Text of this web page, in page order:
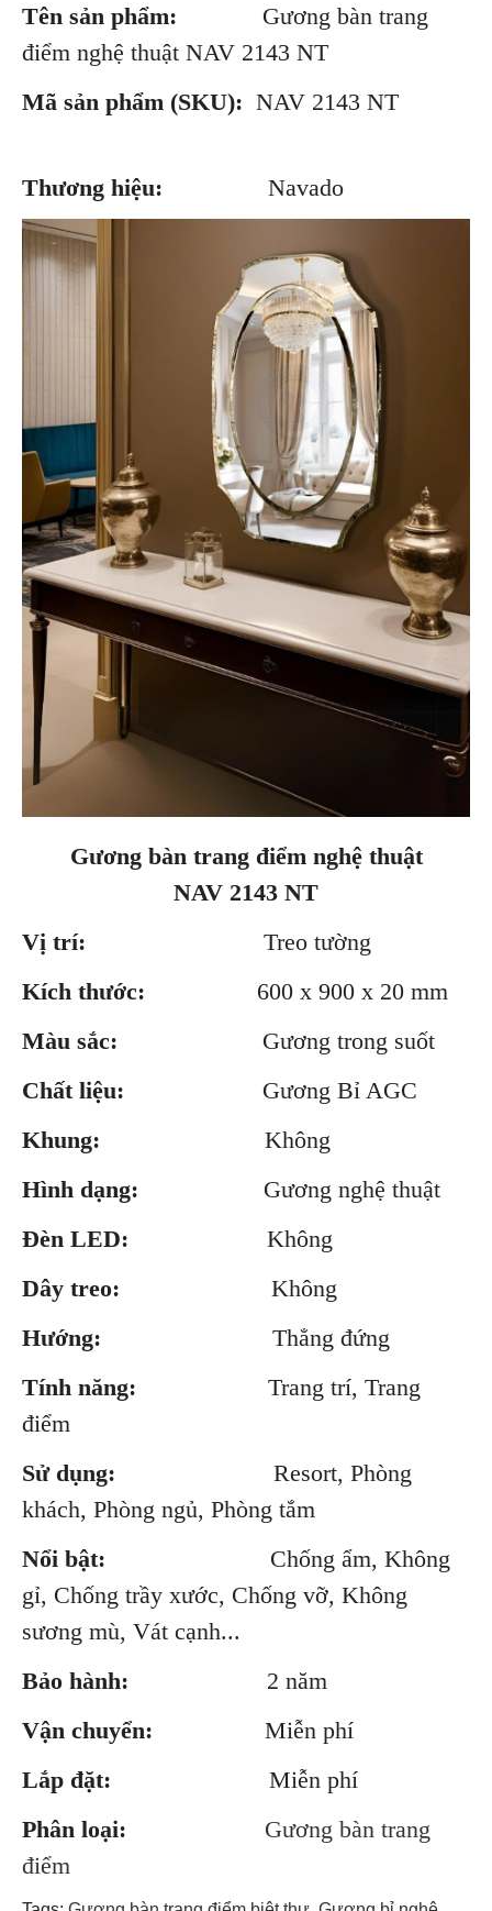
Tên sản phẩm: Gương bàn trang
điểm nghệ thuật NAV 2143 NT
Mã sản phẩm (SKU): NAV 2143 NT
Thương hiệu: Navado
Gương bàn trang điểm nghệ thuật
NAV 2143 NT
Vị trí:
Treo tường
Kích thước:
600 x 900 x 20 mm
Màu sắc:
Gương trong suốt
Chất liệu:
Gương Bỉ AGC
Khung:
Không
Hình dạng: Gương nghệ thuật
Đèn LED:
Không
Dây treo: Không
Hướng: Thẳng đứng
Tính năng: Trang trí, Trang
điểm
Sử dụng:
Resort, Phòng
khách, Phòng ngủ, Phòng tắm
Nổi bật: Chống ẩm, Không
gỉ, Chống trầy xước, Chống vỡ, Không
sương mù, Vát cạnh...
Bảo hành: 2 năm
Vận chuyển:
Miễn phí
Lắp đặt: Miễn phí
Phân loại:
Gương bàn trang
điểm